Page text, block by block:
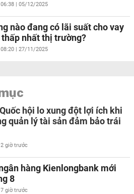
06:38 | 05/12/2025
nào đang có lãi suất cho vay
thấp nhất thị trường?
08:20 | 27/11/2025
hội lo xung đột lợi ích khi
quản lý tài sản đảm bảo trái
2 giờ trước
hàng Kienlongbank mới
8
7 giờ trước